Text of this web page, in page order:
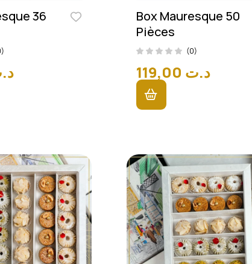
36
Box Mauresque 50
Pièces
(0)
د.ت